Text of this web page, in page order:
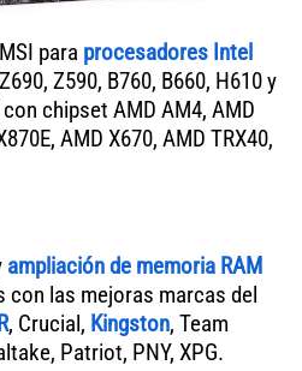
para procesadores Intel
Z590, B760, B660, H610 y
chipset AMD AM4, AMD
AMD X670, AMD TRX40,
ampliación de memoria RAM
con las mejoras marcas del
, Crucial, Kingston, Team
Patriot, PNY, XPG.